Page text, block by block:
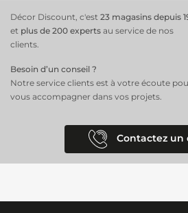
Décor Discount, c'est 23 magasins depuis
et plus de 200 experts au service de nos
clients.
Besoin d’un conseil ?
Notre service clients est à votre écoute
vous accompagner dans vos projets.
Contactez un